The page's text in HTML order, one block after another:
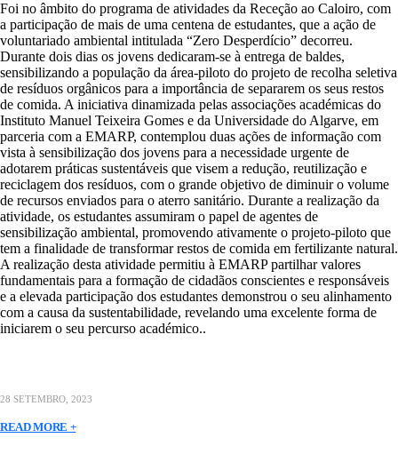
Foi no âmbito do programa de atividades da Receção ao Caloiro, com
a participação de mais de uma centena de estudantes, que a ação de
voluntariado ambiental intitulada “Zero Desperdício” decorreu.
Durante dois dias os jovens dedicaram-se à entrega de baldes,
sensibilizando a população da área-piloto do projeto de recolha seletiva
de resíduos orgânicos para a importância de separarem os seus restos
de comida. A iniciativa dinamizada pelas associações académicas do
Instituto Manuel Teixeira Gomes e da Universidade do Algarve, em
parceria com a EMARP, contemplou duas ações de informação com
vista à sensibilização dos jovens para a necessidade urgente de
adotarem práticas sustentáveis que visem a redução, reutilização e
reciclagem dos resíduos, com o grande objetivo de diminuir o volume
de recursos enviados para o aterro sanitário. Durante a realização da
atividade, os estudantes assumiram o papel de agentes de
sensibilização ambiental, promovendo ativamente o projeto-piloto que
tem a finalidade de transformar restos de comida em fertilizante natural.
A realização desta atividade permitiu à EMARP partilhar valores
fundamentais para a formação de cidadãos conscientes e responsáveis
e a elevada participação dos estudantes demonstrou o seu alinhamento
com a causa da sustentabilidade, revelando uma excelente forma de
iniciarem o seu percurso académico..
28 SETEMBRO, 2023
READ MORE +